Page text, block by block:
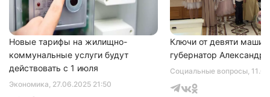
Экономика, 27.06.2025 21:50
Новые тарифы на жилищно-
коммунальные услуги будут
действовать с 1 июля
Социальные вопросы,
Ключи от девяти машин
губернатор Александр